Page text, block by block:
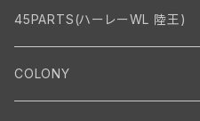
45PARTS(ハーレーWL 陸王)
エンジン
COLONY